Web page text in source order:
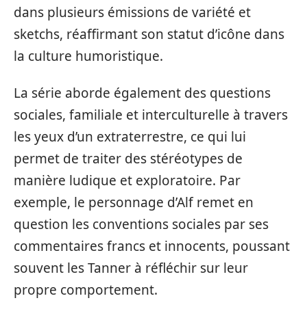
dans plusieurs émissions de variété et
sketchs, réaffirmant son statut d’icône dans
la culture humoristique.
La série aborde également des questions
sociales, familiale et interculturelle à travers
les yeux d’un extraterrestre, ce qui lui
permet de traiter des stéréotypes de
manière ludique et exploratoire. Par
exemple, le personnage d’Alf remet en
question les conventions sociales par ses
commentaires francs et innocents, poussant
souvent les Tanner à réfléchir sur leur
propre comportement.